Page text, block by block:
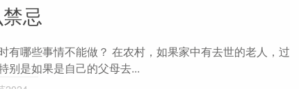
忌
有哪些事情不能做？ 在农村，如果家中有去世的老人，过
别是如果是自己的父母去...